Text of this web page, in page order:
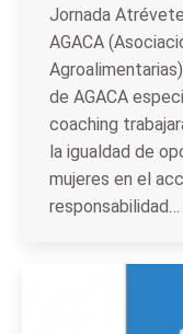
Jornada
AGACA
Agroalimentarias)
de AGACA
coaching
la igualdad de
mujeres en el
responsabilidad…